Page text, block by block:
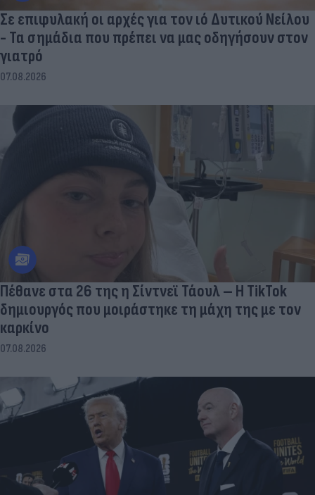
Σε επιφυλακή οι αρχές για τον ιό Δυτικού Νείλου
- Τα σημάδια που πρέπει να μας οδηγήσουν στον
γιατρό
07.08.2026
Πέθανε στα 26 της η Σίντνεϊ Τάουλ – Η TikTok
δημιουργός που μοιράστηκε τη μάχη της με τον
καρκίνο
07.08.2026